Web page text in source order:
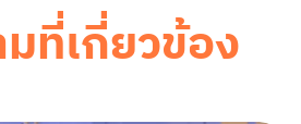
ที่เกี่ยวข้อง